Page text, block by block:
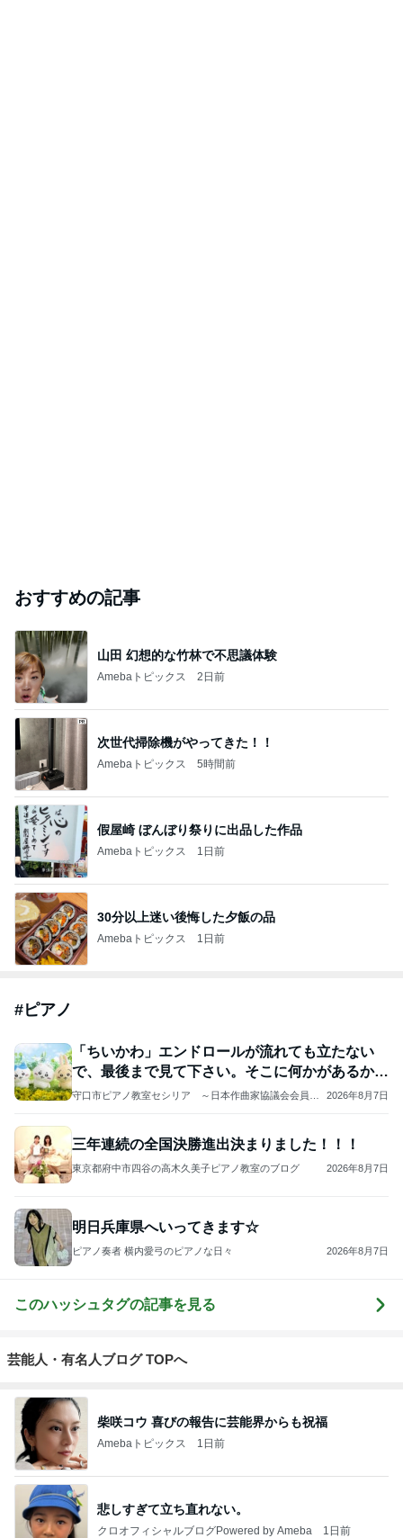
おすすめの記事
山田 幻想的な竹林で不思議体験
Amebaトピックス 2日前
次世代掃除機がやってきた！！
Amebaトピックス 5時間前
假屋崎 ぼんぼり祭りに出品した作品
Amebaトピックス 1日前
30分以上迷い後悔した夕飯の品
Amebaトピックス 1日前
#ピアノ
「ちいかわ」エンドロールが流れても立たない
で、最後まで見て下さい。そこに何かがあるか
も…。
守口市ピアノ教室セシリア ～日本作曲家協議会会員
2026年8月7日
三年連続の全国決勝進出決まりました！！！
東京都府中市四谷の高木久美子ピアノ教室のブログ 2026年8月7日
明日兵庫県へいってきます☆
ピアノ奏者 横内愛弓のピアノな日々 2026年8月7日
このハッシュタグの記事を見る
芸能人・有名人ブログ TOPへ
柴咲コウ 喜びの報告に芸能界からも祝福
Amebaトピックス 1日前
悲しすぎて立ち直れない。
クロオフィシャルブログPowered by Ameba 1日前